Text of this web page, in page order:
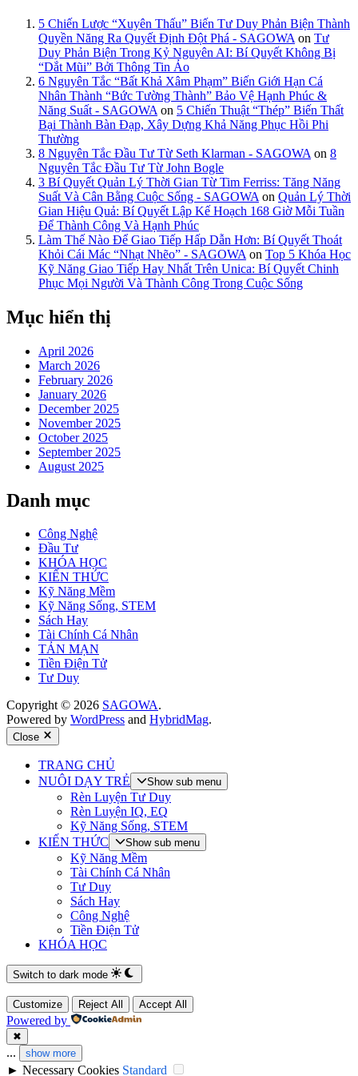
5 Chiến Lược “Xuyên Thấu” Biến Tư Duy Phản Biện Thành
Quyền Năng Ra Quyết Định Đột Phá - SAGOWA on Tư
Duy Phản Biện Trong Kỷ Nguyên AI: Bí Quyết Không Bị
“Dắt Mũi” Bởi Thông Tin Ảo
6 Nguyên Tắc “Bất Khả Xâm Phạm” Biến Giới Hạn Cá
Nhân Thành “Bức Tường Thành” Bảo Vệ Hạnh Phúc &
Năng Suất - SAGOWA on 5 Chiến Thuật “Thép” Biến Thất
Bại Thành Bàn Đạp, Xây Dựng Khả Năng Phục Hồi Phi
Thường
8 Nguyên Tắc Đầu Tư Từ Seth Klarman - SAGOWA on 8
Nguyên Tắc Đầu Tư Từ John Bogle
3 Bí Quyết Quản Lý Thời Gian Từ Tim Ferriss: Tăng Năng
Suất Và Cân Bằng Cuộc Sống - SAGOWA on Quản Lý Thời
Gian Hiệu Quả: Bí Quyết Lập Kế Hoạch 168 Giờ Mỗi Tuần
Để Thành Công Và Hạnh Phúc
Làm Thế Nào Để Giao Tiếp Hấp Dẫn Hơn: Bí Quyết Thoát
Khỏi Cái Mác “Nhạt Nhẽo” - SAGOWA on Top 5 Khóa Học
Kỹ Năng Giao Tiếp Hay Nhất Trên Unica: Bí Quyết Chinh
Phục Mọi Người Và Thành Công Trong Cuộc Sống
Mục hiển thị
April 2026
March 2026
February 2026
January 2026
December 2025
November 2025
October 2025
September 2025
August 2025
Danh mục
Công Nghệ
Đầu Tư
KHÓA HỌC
KIẾN THỨC
Kỹ Năng Mềm
Kỹ Năng Sống, STEM
Sách Hay
Tài Chính Cá Nhân
TẢN MẠN
Tiền Điện Tử
Tư Duy
Copyright © 2026 SAGOWA.
Powered by WordPress and HybridMag.
Close
TRANG CHỦ
NUÔI DẠY TRẺ
Show sub menu
Rèn Luyện Tư Duy
Rèn Luyện IQ, EQ
Kỹ Năng Sống, STEM
KIẾN THỨC
Show sub menu
Kỹ Năng Mềm
Tài Chính Cá Nhân
Tư Duy
Sách Hay
Công Nghệ
Tiền Điện Tử
KHÓA HỌC
Switch to dark mode
Customize Reject All Accept All
Powered by
✖
... show more
► Necessary Cookies Standard